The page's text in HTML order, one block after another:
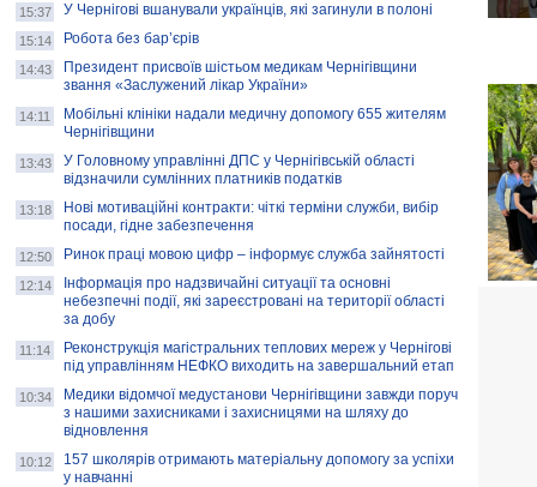
Золота тварина: видання Forbes
написало про чернігівця Патрона: хто і
скільки на ньому заробляє? І куди
витрачають?
15:37 У Чернігові вшанували українців, які загинули в полоні
15:14 Робота без бар’єрів
14:43
Президент присвоїв шістьом медикам Чернігівщини
звання «Заслужений лікар України»
14:11
Мобільні клініки надали медичну допомогу 655 жителям
Чернігівщини
13:43
У Головному управлінні ДПС у Чернігівській області
відзначили сумлінних платників податків
13:18
Нові мотиваційні контракти: чіткі терміни служби, вибір
посади, гідне забезпечення
12:50 Ринок праці мовою цифр – інформує служба зайнятості
12:14
Інформація про надзвичайні ситуації та основні
небезпечні події, які зареєстровані на території області
за добу
11:14
Реконструкція магістральних теплових мереж у Чернігові
під управлінням НЕФКО виходить на завершальний етап
10:34
Медики відомчої медустанови Чернігівщини завжди поруч
з нашими захисниками і захисницями на шляху до
відновлення
10:12
157 школярів отримають матеріальну допомогу за успіхи
у навчанні